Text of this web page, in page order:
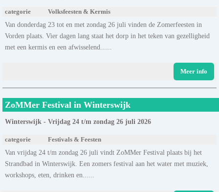
categorie Volksfeesten & Kermis
Van donderdag 23 tot en met zondag 26 juli vinden de Zomerfeesten in
Vorden plaats. Vier dagen lang staat het dorp in het teken van gezelligheid
met een kermis en een afwisselend......
Meer info
ZoMMer Festival in Winterswijk
Winterswijk - Vrijdag 24 t/m zondag 26 juli 2026
categorie Festivals & Feesten
Van vrijdag 24 t/m zondag 26 juli vindt ZoMMer Festival plaats bij het
Strandbad in Winterswijk. Een zomers festival aan het water met muziek,
workshops, eten, drinken en......